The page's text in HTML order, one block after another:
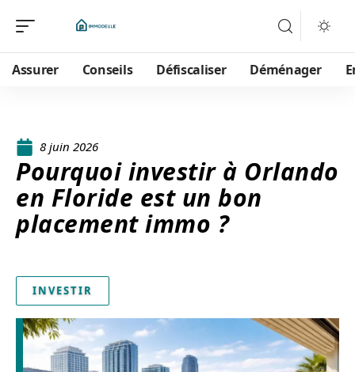
Assurer Conseils Défiscaliser Déménager
8 juin 2026
Pourquoi investir à Orlando
en Floride est un bon
placement immo ?
INVESTIR